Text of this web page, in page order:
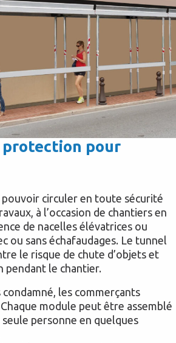
pour
circuler en toute sécurité
à l’occasion de chantiers en
de nacelles élévatrices ou
ou sans échafaudages. Le tunnel
le risque de chute d’objets et
pendant le chantier.
les commerçants
module peut être assemblé
personne en quelques